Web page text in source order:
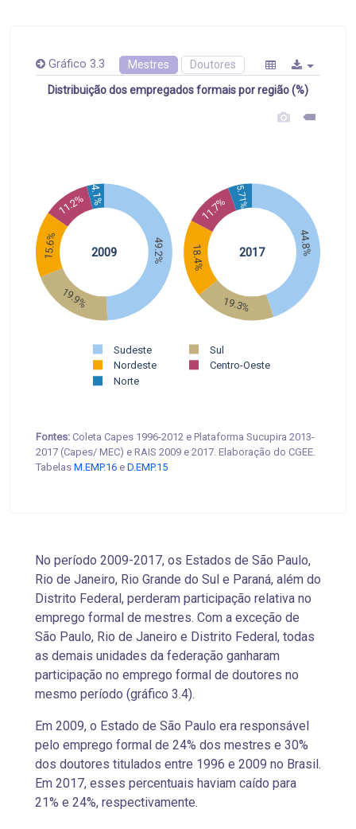
Gráfico 3.3 Mestres Doutores
Distribuição dos empregados formais por região (%)
49.2%
19.9%
15.6%
11.2%4.1%
44.8%
19.3%
18.4%
11.7% 5.71%
Sudeste
Sul
Nordeste
Centro-Oeste
Norte
2009 2017
Fontes: Coleta Capes 1996-2012 e Plataforma Sucupira 2013-
2017 (Capes/ MEC) e RAIS 2009 e 2017. Elaboração do CGEE.
Tabelas M.EMP.16 e D.EMP.15
No período 2009-2017, os Estados de São Paulo,
Rio de Janeiro, Rio Grande do Sul e Paraná, além do
Distrito Federal, perderam participação relativa no
emprego formal de mestres. Com a exceção de
São Paulo, Rio de Janeiro e Distrito Federal, todas
as demais unidades da federação ganharam
participação no emprego formal de doutores no
mesmo período (gráfico 3.4).
Em 2009, o Estado de São Paulo era responsável
pelo emprego formal de 24% dos mestres e 30%
dos doutores titulados entre 1996 e 2009 no Brasil.
Em 2017, esses percentuais haviam caído para
21% e 24%, respectivamente.